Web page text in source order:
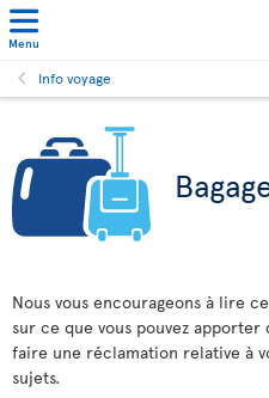
Menu
Info voyage
Nous vous encourageons à lire
sur ce que vous pouvez apporter
faire une réclamation relative à
sujets.